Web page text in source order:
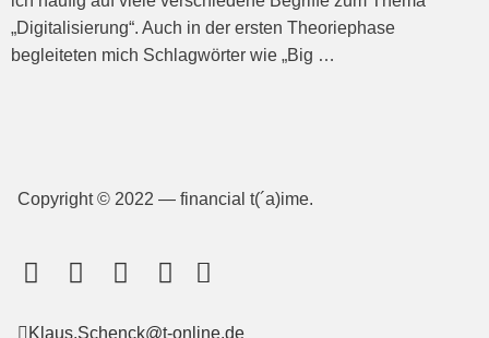
„Digitalisierung“. Auch in der ersten Theoriephase
begleiteten mich Schlagwörter wie „Big …
Copyright © 2022 — financial t(´a)ime.
Klaus.Schenck@t-online.de